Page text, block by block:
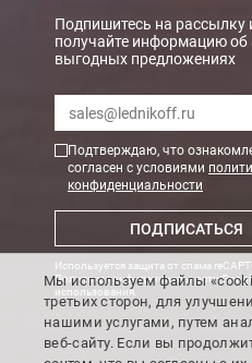
При заказе менее 7000 руб.
Мы можем доставить ваши
Транспортные компании
Доставка до ТК от 7000 руб.
При заказе менее 7000 руб.
Стоимость доставки ТК до
Подробнее обоплате и
Подпишитесь на рассылку
получайте информацию об
выгодных предложениях
Подтверждаю, что
согласен с условиями
конфиденциальности
ПОДПИСАТЬСЯ
Используется защита от спама
Политика конфиденциальности
использования
Мы используем файлы
третьих сторон, для
нашими услугами, путем
веб-сайту. Если вы